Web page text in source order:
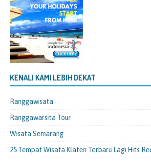
KENALI KAMI LEBIH DEKAT
Ranggawisata
Ranggawarsita Tour
Wisata Semarang
25 Tempat Wisata Klaten Terbaru Lagi Hits